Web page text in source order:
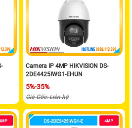
Camera IP 4MP HIKVISION DS-
2DE4425IWG1-EHUN
5%-35%
Giá Gốc: Liên hệ